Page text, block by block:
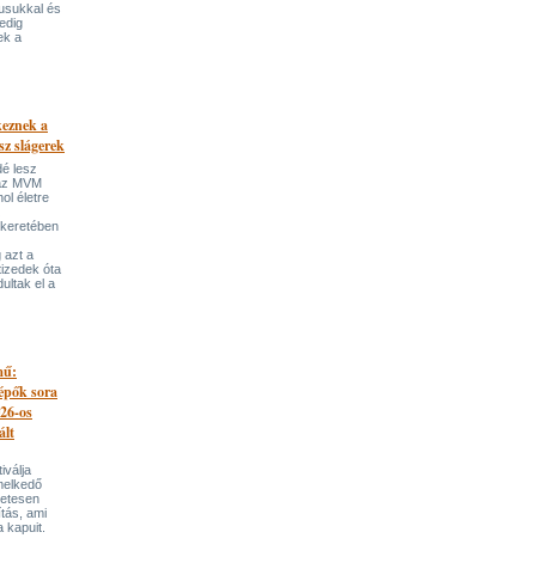
és
a
a
slágerek
lesz
MVM
életre
azt a
óta
el a
sora
os
ami
kapuit.